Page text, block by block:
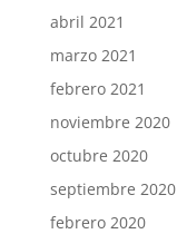
abril 2021
marzo 2021
febrero 2021
noviembre 2020
octubre 2020
septiembre 2020
febrero 2020